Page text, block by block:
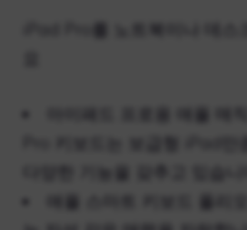
아이패드 프로용 애플 매
Pro 키보드는 보급형 iPad만
다양한 기능을 갖추고 있습니
애플 스마트 키보드 폴리